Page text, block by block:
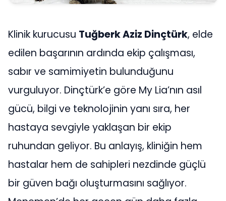
Klinik kurucusu Tuğberk Aziz Dinçtürk, elde
edilen başarının ardında ekip çalışması,
sabır ve samimiyetin bulunduğunu
vurguluyor. Dinçtürk’e göre My Lia’nın asıl
gücü, bilgi ve teknolojinin yanı sıra, her
hastaya sevgiyle yaklaşan bir ekip
ruhundan geliyor. Bu anlayış, kliniğin hem
hastalar hem de sahipleri nezdinde güçlü
bir güven bağı oluşturmasını sağlıyor.